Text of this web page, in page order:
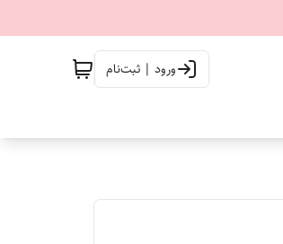
ورود | ثبت‌نام